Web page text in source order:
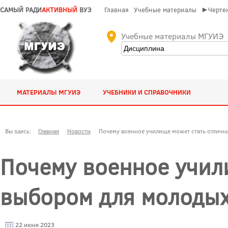
САМЫЙ РАДИАКТИВНЫЙ ВУЗ Главная Учебные материалы
Учебные материалы МГУИЭ
МАТЕРИАЛЫ МГУИЭ УЧЕБНИКИ И СПРАВОЧНИКИ
Вы здесь: Главная Новости Почему военное училище может стать
Почему военное
выбором для
22 июня 2023